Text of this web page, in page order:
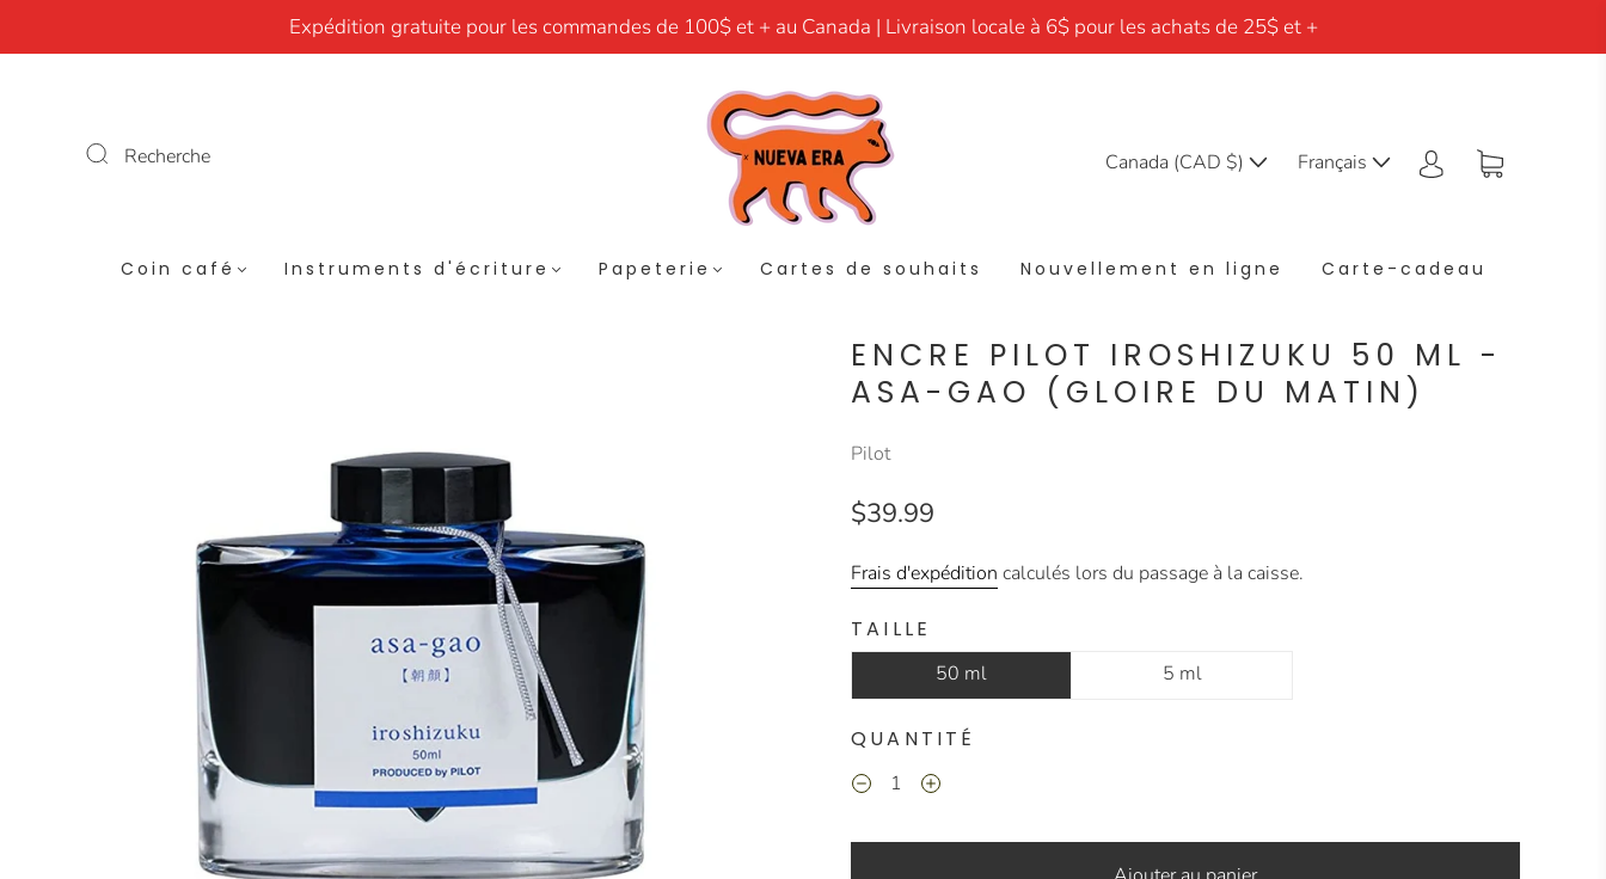
Expédition gratuite pour les commandes de 100$ et + au Canada | Livraison locale à 6$ pour les achats de 25$ et +
Recherche Canada (CAD $) Français
Coin café Instruments d'écriture Papeterie Cartes de souhaits Nouvellement en ligne Carte-cadeau
ENCRE PILOT IROSHIZUKU 50 ML -
ASA-GAO (GLOIRE DU MATIN)
Pilot
$39.99
Frais d'expédition calculés lors du passage à la caisse.
TAILLE
50 ml 5 ml
QUANTITÉ